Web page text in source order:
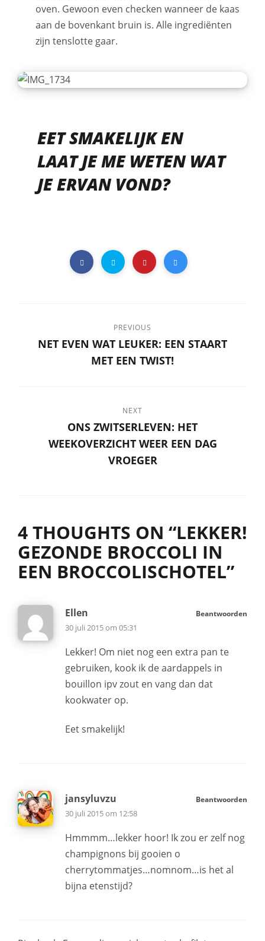
oven. Gewoon even checken wanneer de kaas
aan de bovenkant bruin is. Alle ingrediënten
zijn tenslotte gaar.
EET SMAKELIJK EN
LAAT JE ME WETEN WAT
JE ERVAN VOND?
PREVIOUS
NET EVEN WAT LEUKER: EEN STAART
MET EEN TWIST!
NEXT
ONS ZWITSERLEVEN: HET
WEEKOVERZICHT WEER EEN DAG
VROEGER
4 THOUGHTS ON “LEKKER!
GEZONDE BROCCOLI IN
EEN BROCCOLISCHOTEL”
Ellen
30 juli 2015 om 05:31
Lekker! Om niet nog een extra pan te
gebruiken, kook ik de aardappels in
bouillon ipv zout en vang dan dat
kookwater op.
Eet smakelijk!
Beantwoorden
jansyluvzu
30 juli 2015 om 12:58
Hmmmm…lekker hoor! Ik zou er zelf nog
champignons bij gooien o
cherrytommatjes…nomnom…is het al
bijna etenstijd?
Beantwoorden